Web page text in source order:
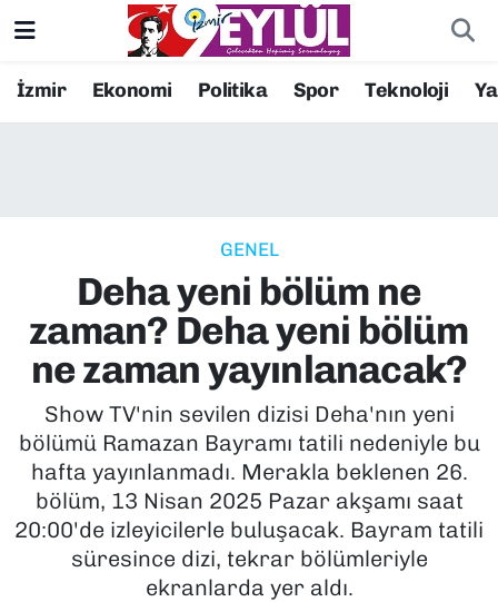
İzmir Ekonomi Politika Spor Teknoloji
GENEL
Deha yeni bölüm ne
zaman? Deha yeni bölüm
ne zaman yayınlanacak?
Show TV'nin sevilen dizisi Deha'nın yeni
bölümü Ramazan Bayramı tatili nedeniyle bu
hafta yayınlanmadı. Merakla beklenen 26.
bölüm, 13 Nisan 2025 Pazar akşamı saat
20:00'de izleyicilerle buluşacak. Bayram tatili
süresince dizi, tekrar bölümleriyle
ekranlarda yer aldı.
Resmi İlanlar
EKONOMİ
KÜLTÜR SANAT
MAGAZİN
POLİTİKA
SAĞLIK
Konak Nöbetçi Eczaneler
Süper Lig Puan Durumu ve Fikstür
Tüm Manşetler
Son Dakika Haberleri
Haber Arşivi